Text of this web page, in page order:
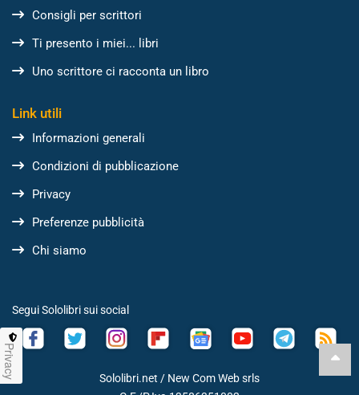
Consigli per scrittori
Ti presento i miei... libri
Uno scrittore ci racconta un libro
Link utili
Informazioni generali
Condizioni di pubblicazione
Privacy
Preferenze pubblicità
Chi siamo
Segui Sololibri sui social
Sololibri.net / New Com Web srls
Privacy